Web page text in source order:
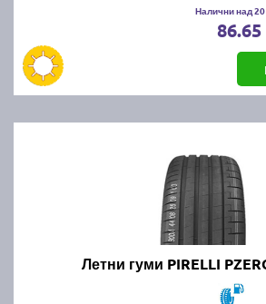
Налични над
Летни гуми PIRELLI